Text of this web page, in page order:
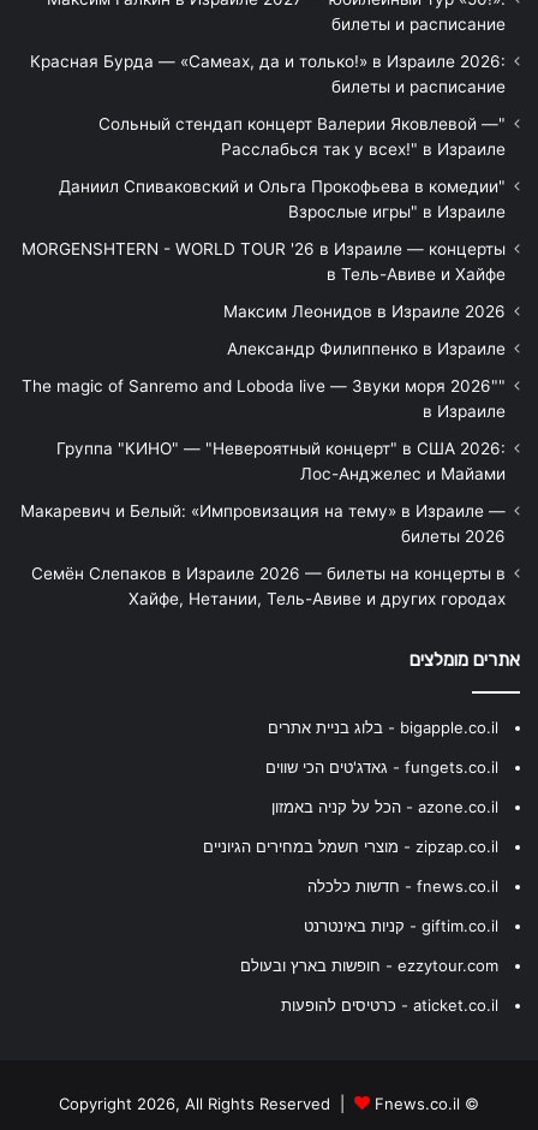
билеты и расписание
Красная Бурда — «Самеах, да и только!» в Израиле 2026:
билеты и расписание
"Сольный стендап концерт Валерии Яковлевой —
Расслабься так у всех!" в Израиле
"Даниил Спиваковский и Ольга Прокофьева в комедии
Взрослые игры" в Израиле
MORGENSHTERN - WORLD TOUR '26 в Израиле — концерты
в Тель-Авиве и Хайфе
Максим Леонидов в Израиле 2026
Александр Филиппенко в Израиле
"The magic of Sanremo and Loboda live — Звуки моря 2026"
в Израиле
Группа "КИНО" — "Невероятный концерт" в США 2026:
Лос-Анджелес и Майами
Макаревич и Белый: «Импровизация на тему» в Израиле —
билеты 2026
Семён Слепаков в Израиле 2026 — билеты на концерты в
Хайфе, Нетании, Тель-Авиве и других городах
אתרים מומלצים
bigapple.co.il - בלוג בניית אתרים
fungets.co.il - גאדג'טים הכי שווים
azone.co.il - הכל על קניה באמזון
zipzap.co.il - מוצרי חשמל במחירים הגיוניים
fnews.co.il - חדשות כלכלה
giftim.co.il - קניות באינטרנט
ezzytour.com - חופשות בארץ ובעולם
aticket.co.il - כרטיסים להופעות
© Copyright 2026, All Rights Reserved |
Fnews.co.il